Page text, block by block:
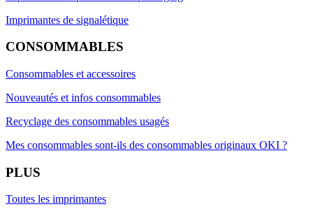
Imprimantes de signalétique
CONSOMMABLES
Consommables et accessoires
Nouveautés et infos consommables
Recyclage des consommables usagés
Mes consommables sont-ils des consommables originaux OKI ?
PLUS
Toutes les imprimantes